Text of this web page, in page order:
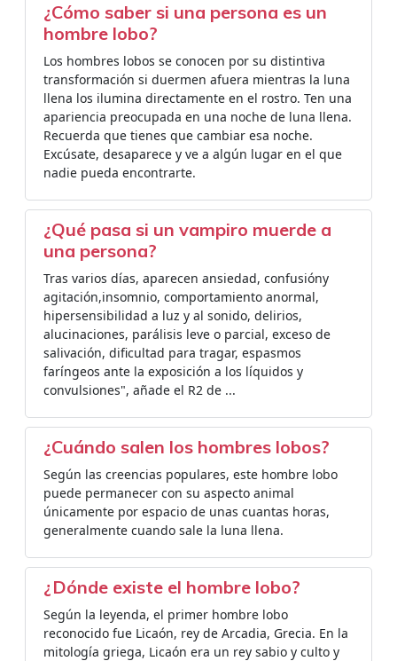
¿Cómo saber si una persona es un
hombre lobo?
Los hombres lobos se conocen por su distintiva
transformación si duermen afuera mientras la luna
llena los ilumina directamente en el rostro. Ten una
apariencia preocupada en una noche de luna llena.
Recuerda que tienes que cambiar esa noche.
Excúsate, desaparece y ve a algún lugar en el que
nadie pueda encontrarte.
¿Qué pasa si un vampiro muerde a
una persona?
Tras varios días, aparecen ansiedad, confusióny
agitación,insomnio, comportamiento anormal,
hipersensibilidad a luz y al sonido, delirios,
alucinaciones, parálisis leve o parcial, exceso de
salivación, dificultad para tragar, espasmos
faríngeos ante la exposición a los líquidos y
convulsiones", añade el R2 de ...
¿Cuándo salen los hombres lobos?
Según las creencias populares, este hombre lobo
puede permanecer con su aspecto animal
únicamente por espacio de unas cuantas horas,
generalmente cuando sale la luna llena.
¿Dónde existe el hombre lobo?
Según la leyenda, el primer hombre lobo
reconocido fue Licaón, rey de Arcadia, Grecia. En la
mitología griega, Licaón era un rey sabio y culto y